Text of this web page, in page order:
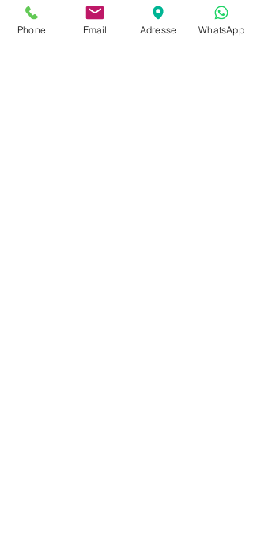
Gommegnies
Phone Email Adresse WhatsApp